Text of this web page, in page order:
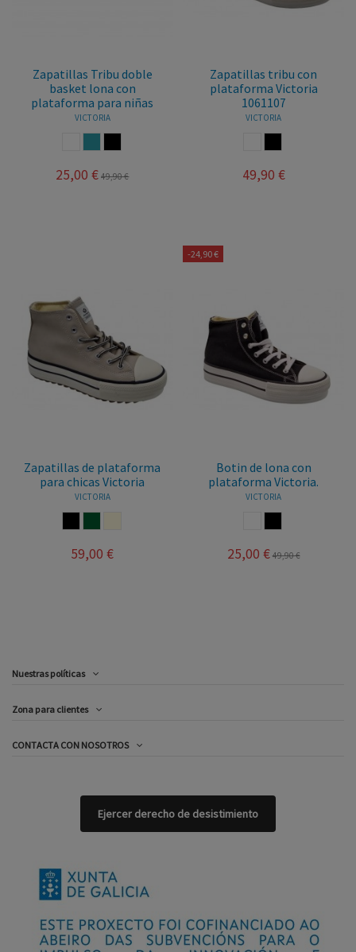
Zapatillas Tribu doble
basket lona con
plataforma para niñas
VICTORIA
25,00 € 49,90 €
Zapatillas tribu con
plataforma Victoria
1061107
VICTORIA
49,90 €
Zapatillas de plataforma
para chicas Victoria
VICTORIA
59,00 €
-24,90 €
Botin de lona con
plataforma Victoria.
VICTORIA
25,00 € 49,90 €
Nuestras políticas
Zona para clientes
CONTACTA CON NOSOTROS
Ejercer derecho de desistimiento